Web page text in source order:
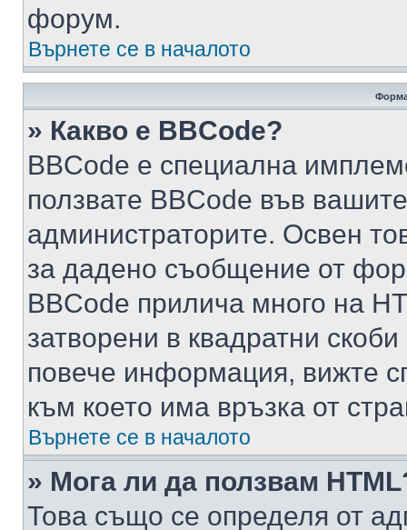
форум.
Върнете се в началото
» Какво е BBCode?
BBCode е специална
ползвате BBCode във
администраторите. Освен
за дадено съобщение от
BBCode прилича много на
затворени в квадратни
повече информация, вижте
към което има връзка от
Върнете се в началото
» Мога ли да ползвам
Това също се определя от